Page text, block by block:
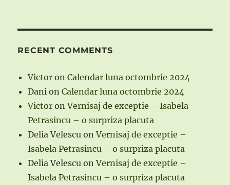
RECENT COMMENTS
Victor onCalendar luna octombrie 2024
Dani onCalendar luna octombrie 2024
Victor onVernisaj de exceptie – Isabela
Petrasincu – o surpriza placuta
Delia Velescu onVernisaj de exceptie –
Isabela Petrasincu – o surpriza placuta
Delia Velescu onVernisaj de exceptie –
Isabela Petrasincu – o surpriza placuta